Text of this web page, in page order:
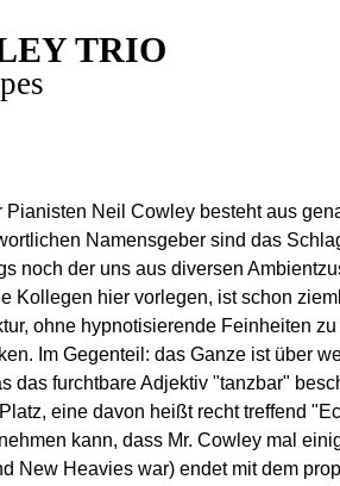
TRIO
Pianisten Neil Cowley besteht aus
Namensgeber sind das
noch der uns aus diversen
Kollegen hier vorlegen, ist schon
ohne hypnotisierende Feinheiten
Im Gegenteil: das Ganze ist über
das furchtbare Adjektiv "tanzbar"
eine davon heißt recht treffend
kann, dass Mr. Cowley mal
New Heavies war) endet mit dem